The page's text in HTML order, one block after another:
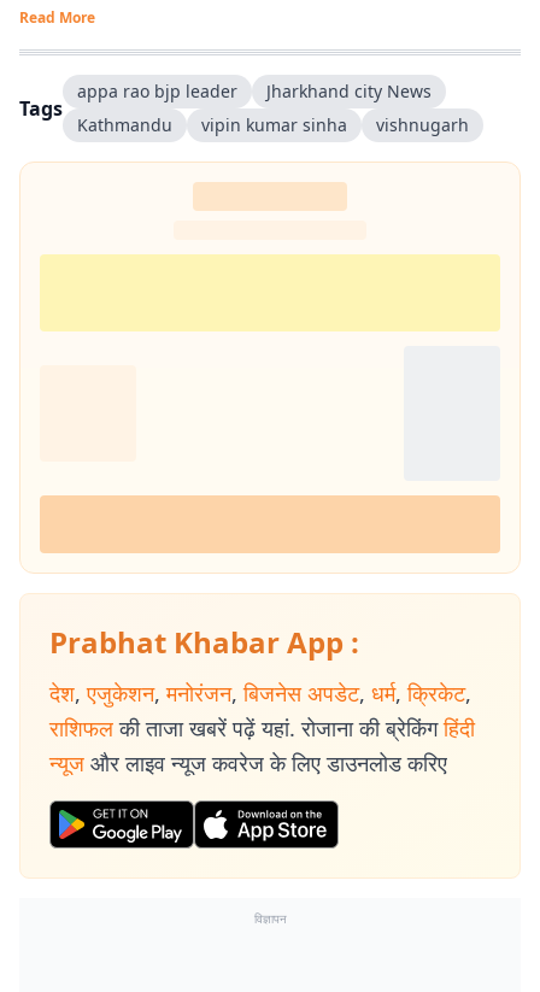
Read More
Tags
appa rao bjp leader
Jharkhand city News
Kathmandu
vipin kumar sinha vishnugarh
Prabhat Khabar App :
देश, एजुकेशन, मनोरंजन, बिजनेस अपडेट, धर्म, क्रिकेट,
राशिफल की ताजा खबरें पढ़ें यहां. रोजाना की ब्रेकिंग हिंदी
न्यूज और लाइव न्यूज कवरेज के लिए डाउनलोड करिए
विज्ञापन